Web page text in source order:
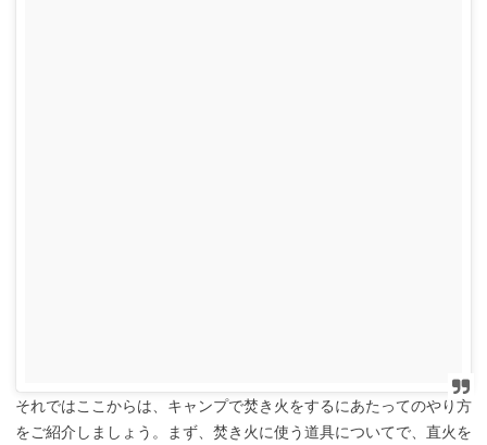
それではここからは、キャンプで焚き火をするにあたってのやり方
をご紹介しましょう。まず、焚き火に使う道具についてで、直火を